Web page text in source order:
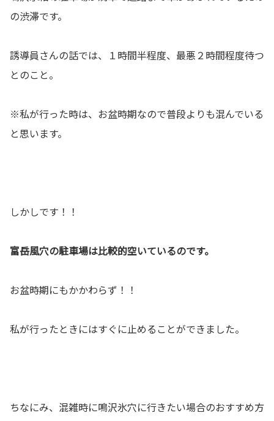
の渋滞です。
誘導員さんの話では、１時間半程度、最悪２時間程度待つ
とのこと。
※私が行った時は、お盆時期なので普段よりも混んでいる
と思います。
しかしです！！
富岳風穴の駐車場は比較的空いているのです。
お盆時期にもかかわらず！！
私が行ったときにはすぐに止めることができました。
ちなにみ、混雑時に鳴沢氷穴に行きたい場合のおすすめ方